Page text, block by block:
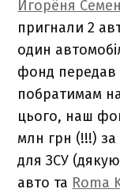
Игорёня
пригнали 2
один
фонд передав
побратимам
цього, наш
млн грн (!!!) за
для ЗСУ (дякую
авто та Roma